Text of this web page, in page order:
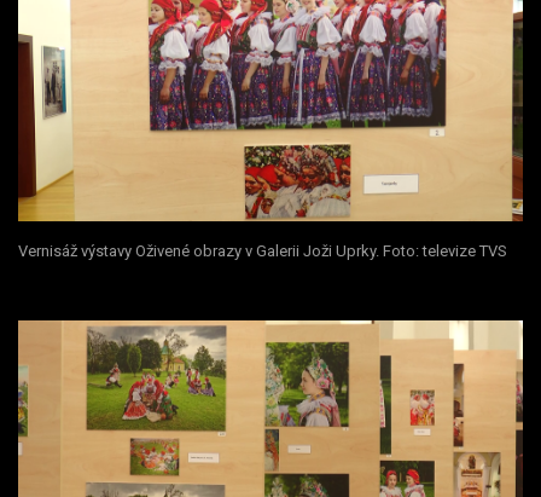
Vernisáž výstavy Oživené obrazy v Galerii Joži Uprky. Foto: televize TVS